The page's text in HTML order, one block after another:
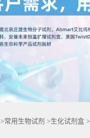
>常用生物试剂 >生化试剂盒 >